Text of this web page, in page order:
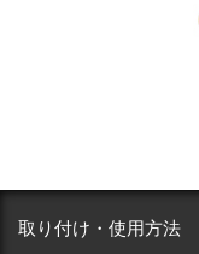
取り付け・使用方法